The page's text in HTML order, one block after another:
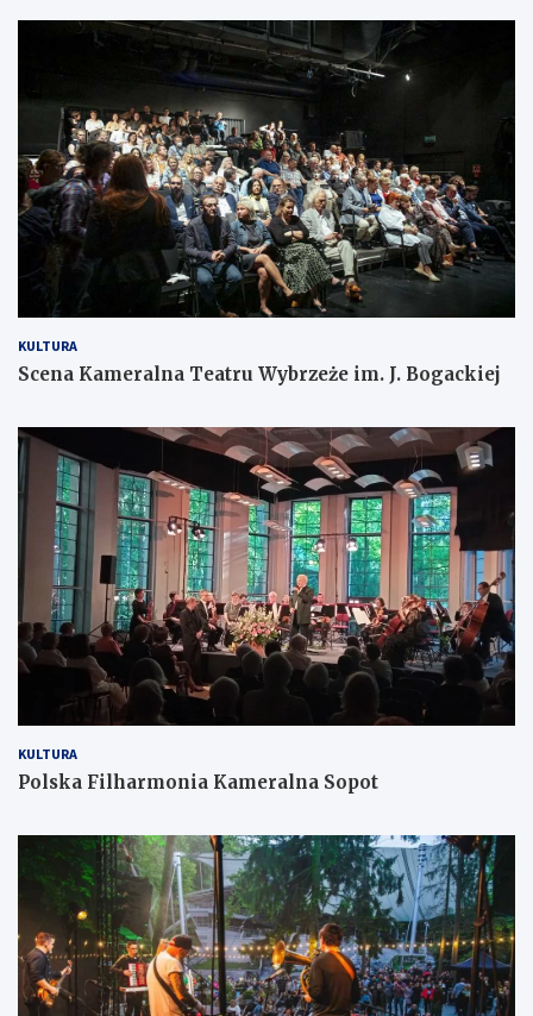
KULTURA
Scena Kameralna Teatru Wybrzeże im. J. Bogackiej
KULTURA
Polska Filharmonia Kameralna Sopot